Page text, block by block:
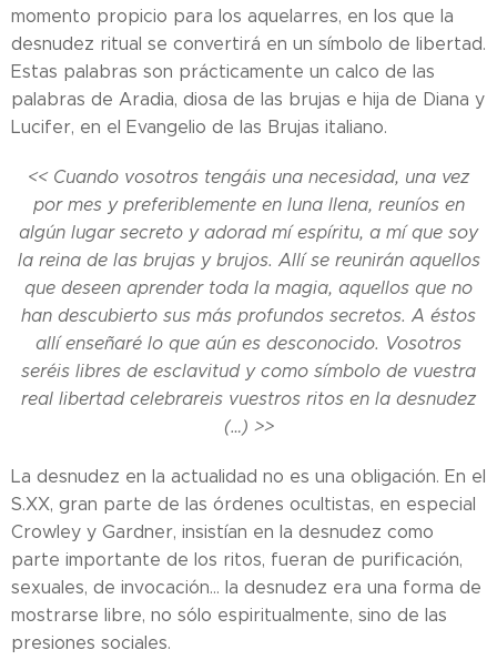
momento propicio para los aquelarres, en los que la
desnudez ritual se convertirá en un símbolo de libertad.
Estas palabras son prácticamente un calco de las
palabras de Aradia, diosa de las brujas e hija de Diana y
Lucifer, en el Evangelio de las Brujas italiano.
<< Cuando vosotros tengáis una necesidad, una vez
por mes y preferiblemente en luna llena, reuníos en
algún lugar secreto y adorad mí espíritu, a mí que soy
la reina de las brujas y brujos. Allí se reunirán aquellos
que deseen aprender toda la magia, aquellos que no
han descubierto sus más profundos secretos. A éstos
allí enseñaré lo que aún es desconocido. Vosotros
seréis libres de esclavitud y como símbolo de vuestra
real libertad celebrareis vuestros ritos en la desnudez
(…) >>
La desnudez en la actualidad no es una obligación. En el
S.XX, gran parte de las órdenes ocultistas, en especial
Crowley y Gardner, insistían en la desnudez como
parte importante de los ritos, fueran de purificación,
sexuales, de invocación… la desnudez era una forma de
mostrarse libre, no sólo espiritualmente, sino de las
presiones sociales.